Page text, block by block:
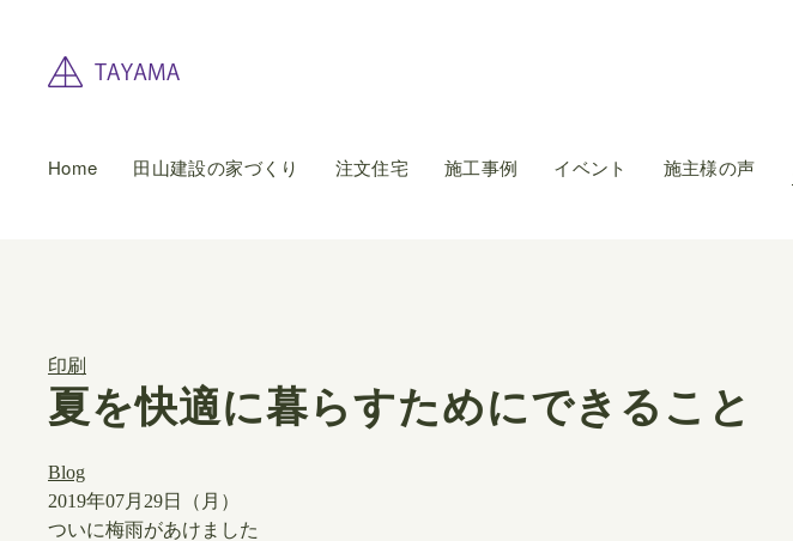
Home 田山建設の家づくり 注文住宅 施工事例 イベント 施主様の声
印刷
夏を快適に暮らすためにできること
Blog
2019年07月29日（月）
​ついに梅雨があけました